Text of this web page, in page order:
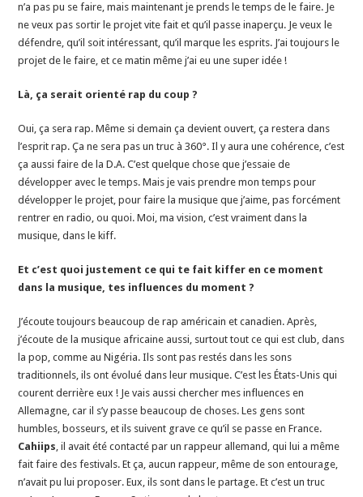
n’a pas pu se faire, mais maintenant je prends le temps de le faire. Je
ne veux pas sortir le projet vite fait et qu’il passe inaperçu. Je veux le
défendre, qu’il soit intéressant, qu’il marque les esprits. J’ai toujours le
projet de le faire, et ce matin même j’ai eu une super idée !
Là, ça serait orienté rap du coup ?
Oui, ça sera rap. Même si demain ça devient ouvert, ça restera dans
l’esprit rap. Ça ne sera pas un truc à 360°. Il y aura une cohérence, c’est
ça aussi faire de la D.A. C’est quelque chose que j’essaie de
développer avec le temps. Mais je vais prendre mon temps pour
développer le projet, pour faire la musique que j’aime, pas forcément
rentrer en radio, ou quoi. Moi, ma vision, c’est vraiment dans la
musique, dans le kiff.
Et c’est quoi justement ce qui te fait kiffer en ce moment
dans la musique, tes influences du moment ?
J’écoute toujours beaucoup de rap américain et canadien. Après,
j’écoute de la musique africaine aussi, surtout tout ce qui est club, dans
la pop, comme au Nigéria. Ils sont pas restés dans les sons
traditionnels, ils ont évolué dans leur musique. C’est les États-Unis qui
courent derrière eux ! Je vais aussi chercher mes influences en
Allemagne, car il s’y passe beaucoup de choses. Les gens sont
humbles, bosseurs, et ils suivent grave ce qu’il se passe en France.
Cahiips, il avait été contacté par un rappeur allemand, qui lui a même
fait faire des festivals. Et ça, aucun rappeur, même de son entourage,
n’avait pu lui proposer. Eux, ils sont dans le partage. Et c’est un truc